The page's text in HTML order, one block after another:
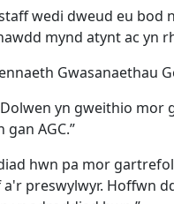
wedi dweud eu bod
mynd atynt ac yn
Gwasanaethau
yn gweithio mor
AGC.”
hwn pa mor
preswylwyr. Hoffwn